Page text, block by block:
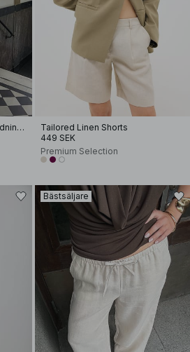
Topp i linne- och lyocellblandning med halterneck
Tailored Linen Shorts
449 SEK
Premium Selection
Bästsäljare